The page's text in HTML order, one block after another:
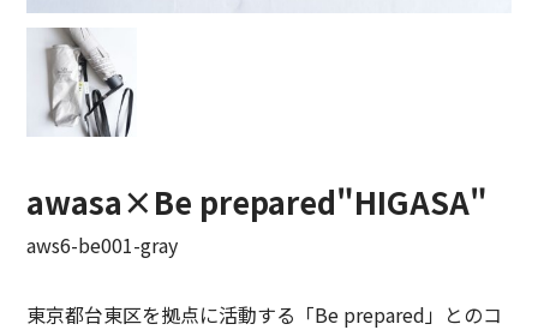
HAAL【ハール】
HARROGATE【ハロゲイト】
INTERIM【インテリム】
LUCKY SOCKS【ラッキーソックス】
awasa×Be prepared"HIGASA"
aws6-be001-gray
東京都台東区を拠点に活動する「Be prepared」とのコ